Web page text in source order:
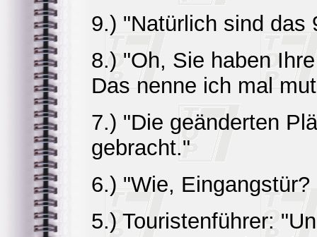
9.) "Natürlich sind das
8.) "Oh, Sie haben
Das nenne ich mal
7.) "Die geänderten
gebracht."
6.) "Wie,
5.) Touristenführer: